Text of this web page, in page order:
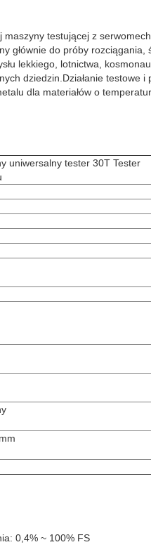
testującej z
głównie do próby
lekkiego, lotnictwa,
dziedzin.Działanie testowe
dla materiałów o
uniwersalny tester 30T Tester
0,4% ~ 100% FS